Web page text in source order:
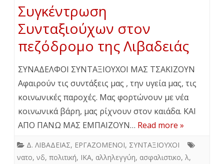
Συγκέντρωση
Συνταξιούχων στον
πεζόδρομο της Λιβαδειάς
ΣΥΝΑΔΕΛΦΟΙ ΣΥΝΤΑΞΙΟΥΧΟΙ ΜΑΣ ΤΣΑΚΙΖΟΥΝ
Αφαιρούν τις συντάξεις μας , την υγεία μας, τις
κοινωνικές παροχές. Μας φορτώνουν με νέα
κοινωνικά βάρη, μας ρίχνουν στον καιάδα. ΚΑΙ
ΑΠΟ ΠΑΝΩ ΜΑΣ ΕΜΠΑΙΖΟΥΝ… Read more »
Δ. ΛΙΒΑΔΕΙΑΣ, ΕΡΓΑΖΟΜΕΝΟΙ, ΣΥΝΤΑΞΙΟΥΧΟΙ
νατο, νδ, πολιτική, ΙΚΑ, αλληλεγγύη, ασφαλιστικο, λ,